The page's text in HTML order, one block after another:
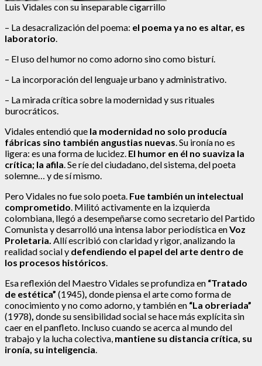
Luis Vidales con su inseparable cigarrillo
– La desacralización del poema: el poema ya no es altar, es
laboratorio
– El uso del humor no como adorno sino como bisturí.
– La incorporación del lenguaje urbano y administrativo.
– La mirada crítica sobre la modernidad y sus rituales
burocráticos.
Vidales entendió que la modernidad no solo producía
fábricas sino también angustias nuevas . Su ironía no es
ligera: es una forma de lucidez. El humor en él no suaviza la
crítica; la afila . Se ríe del ciudadano, del sistema, del poeta
solemne… y de sí mismo.
Pero Vidales no fue solo poeta. Fue también un intelectual
comprometido . Militó activamente en la izquierda
colombiana, llegó a desempeñarse como secretario del Partido
Comunista y desarrolló una intensa labor periodística enVoz
Proletaria. Allí escribió con claridad y rigor, analizando la
realidad social y defendiendo el papel del arte dentro de
los procesos históricos
Esa reflexión del Maestro Vidales se profundiza en “Tratado
de estética” (1945) donde piensa el arte como forma de
conocimiento y no como adorno, y también en “La obreriada”
(1978) donde su sensibilidad social se hace más explícita sin
caer en el panfleto. Incluso cuando se acerca al mundo del
trabajo y la lucha colectiva, mantiene su distancia crítica, su
ironía, su inteligencia